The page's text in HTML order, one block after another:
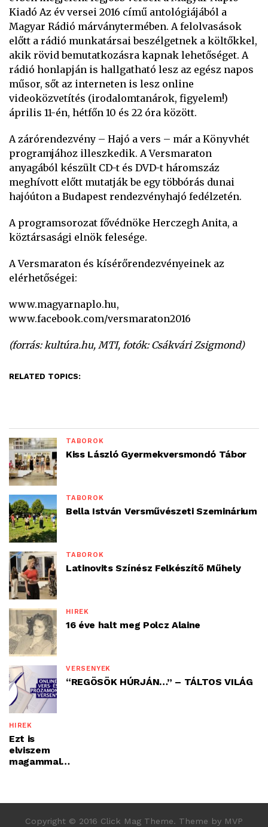
Kiadó Az év versei 2016 című antológiájából a
Magyar Rádió márványtermében. A felolvasások
előtt a rádió munkatársai beszélgetnek a költőkkel,
akik rövid bemutatkozásra kapnak lehetőséget. A
rádió honlapján is hallgatható lesz az egész napos
műsor, sőt az interneten is lesz online
videoközvetítés (irodalomtanárok, figyelem!)
április 11-én, hétfőn 10 és 22 óra között.
A zárórendezvény – Hajó a vers – már a Könyvhét
programjához illeszkedik. A Versmaraton
anyagából készült CD-t és DVD-t háromszáz
meghívott előtt mutatják be egy többórás dunai
hajóúton a Budapest rendezvényhajó fedélzetén.
A programsorozat fővédnöke Herczegh Anita, a
köztársasági elnök felesége.
A Versmaraton és kísérőrendezvényeinek az
elérhetőségei:
www.magyarnaplo.hu,
www.facebook.com/versmaraton2016
(forrás: kultúra.hu, MTI, fotók: Csákvári Zsigmond)
RELATED TOPICS:
TÁBOROK
Kiss László Gyermekversmondó Tábor
TÁBOROK
Bella István Versművészeti Szeminárium
TÁBOROK
Latinovits Színész Felkészítő Műhely
HÍREK
16 éve halt meg Polcz Alaine
VERSENYEK
“REGÖSÖK HÚRJÁN…” – TÁLTOS VILÁG
HÍREK
Ezt is
elviszem
magammal…
Copyright © 2016 Click Mag Theme. Theme by MVP